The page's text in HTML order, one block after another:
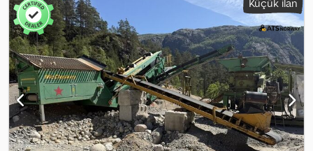
Eleme Uzaktan Kumanda Servis Geçmişi Aydınlatma Teslime Hazır
Açıklama: 2014 model bir Powerscreen Warrior 1400X eleme tesisi
satılıktır. Tüm fonksiyonlar sorunsuz çalışıyor ve makine haftalık
olarak aktif kullanımdadır, bu nedenle çalışma saati biraz daha
artacaktır. Makine, 0-22, 22-64 ve 62+ fraksiyonları üreten 3
fraksiyonlu bir elektir. Verimli ve üretken bir sistemdir. Teslime
hazırdır. Çalışma Saati: 3107 Net Ağırlık: 28100 kg CE Belgesi: Evet
Model: Warrior 1400X eleme tesisi = Ek Bilgiler = CE İşareti: evet
Seri Numarası: pid00133hdge688xxxx Daha fazla bilgi için ATS
Norway ile iletişime geçiniz.